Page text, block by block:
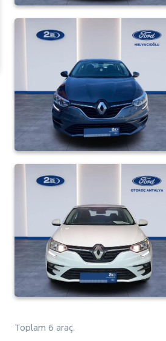
Toplam 6 araç.